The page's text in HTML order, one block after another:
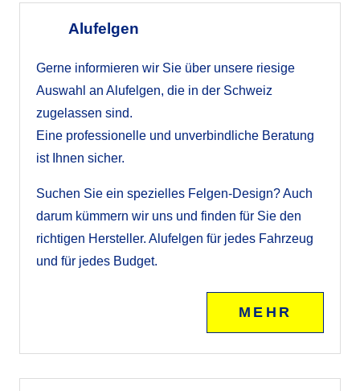
Alufelgen
Gerne informieren wir Sie über unsere riesige
Auswahl an Alufelgen, die in der Schweiz
zugelassen sind.
Eine professionelle und unverbindliche Beratung
ist Ihnen sicher.
Suchen Sie ein spezielles Felgen-Design? Auch
darum kümmern wir uns und finden für Sie den
richtigen Hersteller. Alufelgen für jedes Fahrzeug
und für jedes Budget.
MEHR